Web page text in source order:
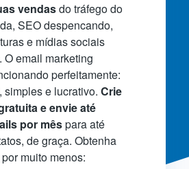
vendasdo tráfego do
SEO despencando,
e mídias sociais
O email marketing
perfeitamente:
simples e lucrativo. Crie
e envie até
por mêspara até
de graça. Obtenha
muito menos: